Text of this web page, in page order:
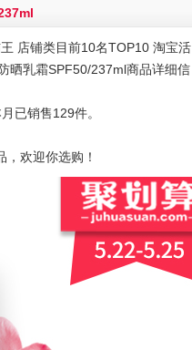
店铺类目前10名TOP10 淘宝活
晒乳霜SPF50/237ml商品详细信
已销售129件。
欢迎你选购！